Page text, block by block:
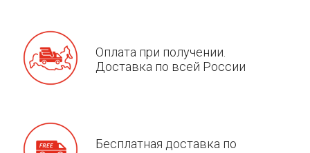
Оплата при получении.
Доставка по всей России
Бесплатная доставка по